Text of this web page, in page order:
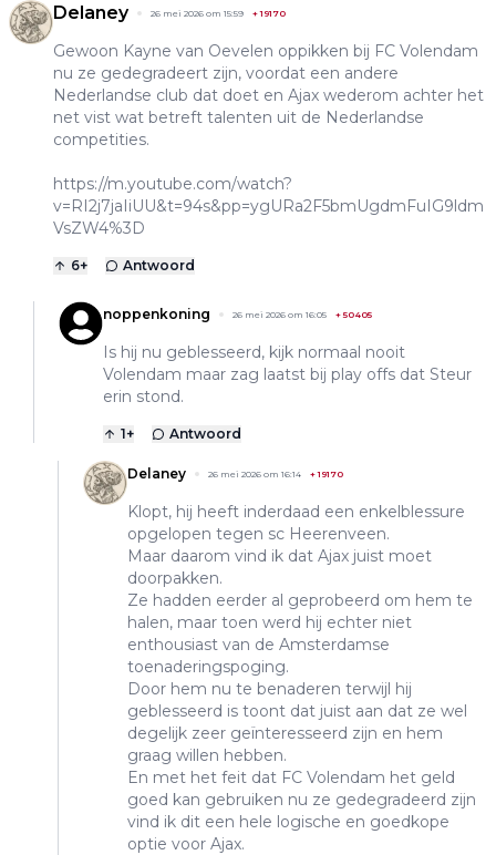
Delaney 26 mei 2026 om 15:59 +19170
Gewoon Kayne van Oevelen oppikken bij FC Volendam
nu ze gedegradeert zijn, voordat een andere
Nederlandse club dat doet en Ajax wederom achter het
net vist wat betreft talenten uit de Nederlandse
competities.
https://m.youtube.com/watch?
v=RI2j7jaIiUU&t=94s&pp=ygURa2F5bmUgdmFuIG9ldm
VsZW4%3D
6+ Antwoord
noppenkoning 26 mei 2026 om 16:05 + 50405
Is hij nu geblesseerd, kijk normaal nooit
Volendam maar zag laatst bij play offs dat Steur
erin stond.
1+ Antwoord
Delaney 26 mei 2026 om 16:14 +19170
Klopt, hij heeft inderdaad een enkelblessure
opgelopen tegen sc Heerenveen.
Maar daarom vind ik dat Ajax juist moet
doorpakken.
Ze hadden eerder al geprobeerd om hem te
halen, maar toen werd hij echter niet
enthousiast van de Amsterdamse
toenaderingspoging.
Door hem nu te benaderen terwijl hij
geblesseerd is toont dat juist aan dat ze wel
degelijk zeer geïnteresseerd zijn en hem
graag willen hebben.
En met het feit dat FC Volendam het geld
goed kan gebruiken nu ze gedegradeerd zijn
vind ik dit een hele logische en goedkope
optie voor Ajax.